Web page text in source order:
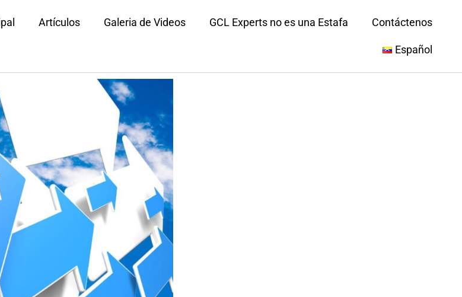
Artículos Galeria de Videos GCL Experts no es una Estafa Contáctenos
Español